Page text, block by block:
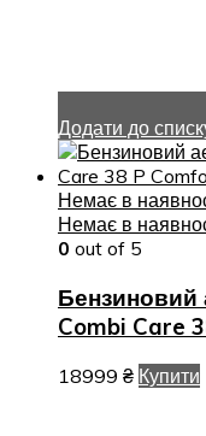
Додати до
Немає в
Немає в
0 out of 5
Бензиновий
Combi Care
18999 ₴ Купити